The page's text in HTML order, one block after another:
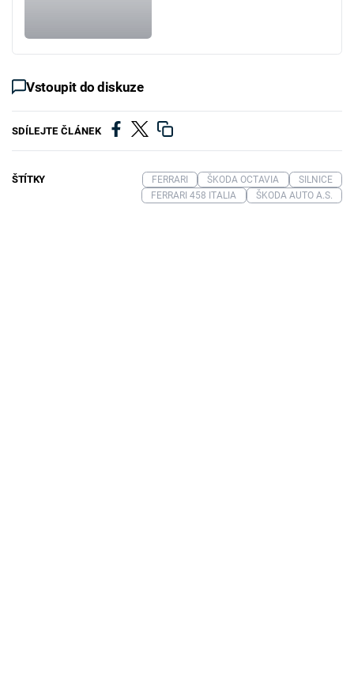
Vstoupit do diskuze
SDÍLEJTE ČLÁNEK
ŠTÍTKY FERRARI ŠKODA OCTAVIA
SILNICE
FERRARI 458 ITALIA
ŠKODA AUTO A.S.